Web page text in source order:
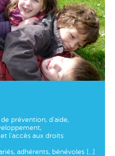
prévention, d’aide,
l’accès aux droits
adhérents, bénévoles [...]